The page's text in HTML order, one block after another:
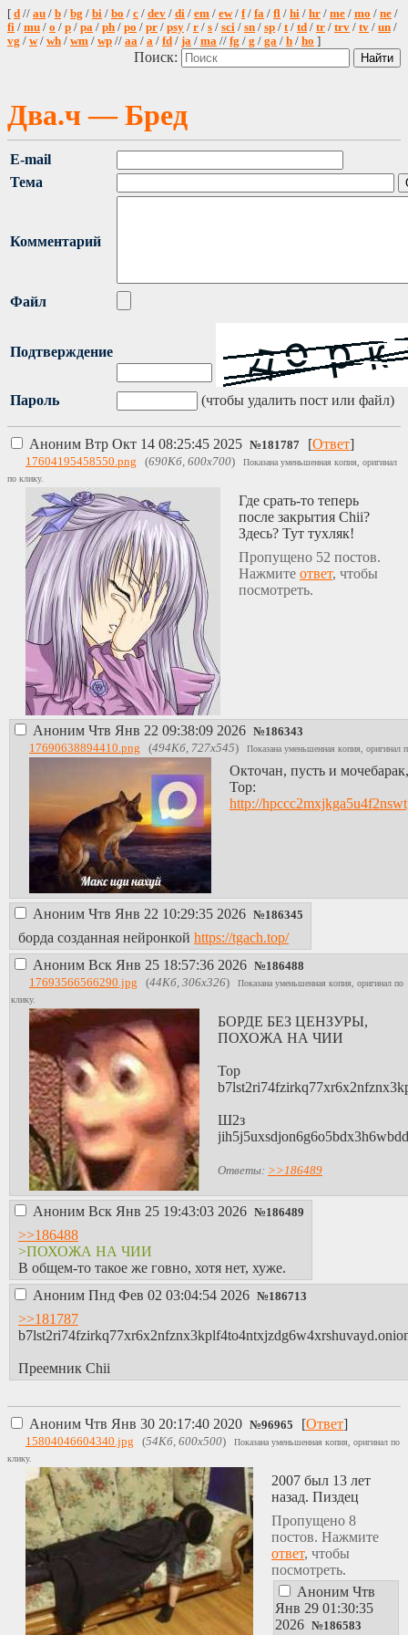
[ d // au / b / bg / bi / bo / c / dev / di / em / ew/ f/ fa / fl / hi / hr / me / mo / ne /
fi / mu / o / p / pa / ph / po / pr / psy / r / s / sci / sn / sp / t/ td / tr / trv / tv / un /
vg / w/ wh / wm / wp // aa / a / fd / ja / ma // fg / g / ga / h / ho ]
Поиск:
Два.ч — Бред
E-mail
Тема
Комментарий
Файл
Подтверждение
Пароль (чтобы удалить пост или файл)
Аноним Втр Окт 14 08:25:45 2025 №181787 [Ответ]
17604195458550.png (690Кб, 600x700)
Показана уменьшенная копия, оригинал
по клику.
Где срать-то теперь
после закрытия Chii?
Здесь? Тут тухляк!
Пропущено 52 постов.
Нажмите ответ, чтобы
посмотреть.
Аноним Чтв Янв 22 09:38:09 2026 №186343
17690638894410.png (494Кб, 727x545) Показана уменьшенная копия, оригинал
Окточан, пусть и
Тор:
http://
Аноним Чтв Янв 22 10:29:35 2026 №186345
борда созданная нейронкой https://tgach.top/
Аноним Вск Янв 25 18:57:36 2026 №186488
17693566566290.jpg (44Кб, 306x326)
Показана уменьшенная копия, оригинал по
клику.
БОРДЕ БЕЗ ЦЕНЗУРЫ,
ПОХОЖА НА ЧИИ
Тор
Ш2з
Ответы: >>186489
Аноним Вск Янв 25 19:43:03 2026 №186489
>>186488
>ПОХОЖА НА ЧИИ
В общем-то такое же говно, хотя нет, хуже.
Аноним Пнд Фев 02 03:04:54 2026 №186713
>>181787
Преемник Chii
Аноним Чтв Янв 30 20:17:40 2020 №96965 [Ответ]
15804046604340.jpg (54Кб, 600x500)
Показана уменьшенная копия, оригинал по
клику.
2007 был 13 лет
назад. Пиздец
Пропущено 8
постов. Нажмите
ответ, чтобы
посмотреть.
Аноним Чтв
Янв 29 01:30:35
2026 №186583